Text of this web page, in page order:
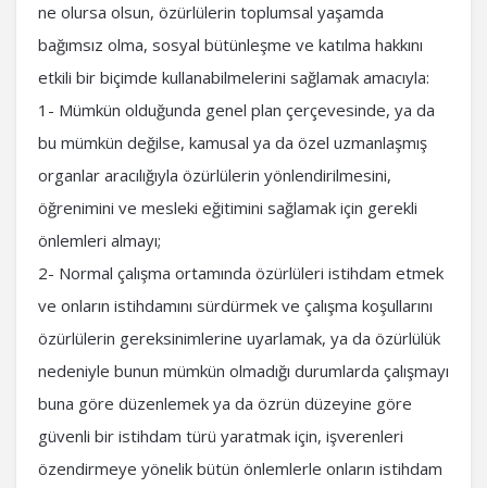
ne olursa olsun, özürlülerin toplumsal yaşamda
bağımsız olma, sosyal bütünleşme ve katılma hakkını
etkili bir biçimde kullanabilmelerini sağlamak amacıyla:
1- Mümkün olduğunda genel plan çerçevesinde, ya da
bu mümkün değilse, kamusal ya da özel uzmanlaşmış
organlar aracılığıyla özürlülerin yönlendirilmesini,
öğrenimini ve mesleki eğitimini sağlamak için gerekli
önlemleri almayı;
2- Normal çalışma ortamında özürlüleri istihdam etmek
ve onların istihdamını sürdürmek ve çalışma koşullarını
özürlülerin gereksinimlerine uyarlamak, ya da özürlülük
nedeniyle bunun mümkün olmadığı durumlarda çalışmayı
buna göre düzenlemek ya da özrün düzeyine göre
güvenli bir istihdam türü yaratmak için, işverenleri
özendirmeye yönelik bütün önlemlerle onların istihdam